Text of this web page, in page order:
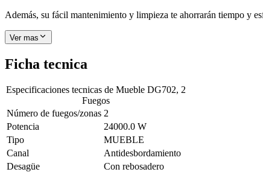
Además, su fácil mantenimiento y limpieza te ahorrarán tiempo y
Ver mas
Ficha tecnica
Especificaciones tecnicas de Mueble DG702, 2
Fuegos
Número de fuegos/zonas 2
Potencia
24000.0 W
Tipo
MUEBLE
Canal
Antidesbordamiento
Desagüe
Con rebosadero